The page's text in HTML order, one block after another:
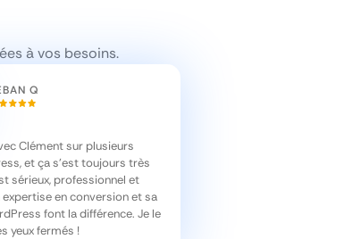
à vos besoins.
Q
Clément sur plusieurs
et ça s’est toujours très
sérieux, professionnel et
en conversion et sa
font la différence. Je le
yeux fermés !